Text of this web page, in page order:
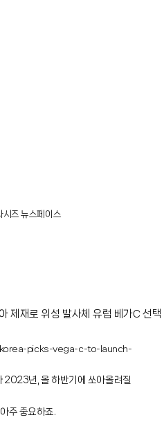
시즈 뉴스페이스
제재로 위성 발사체 유럽 베가C 선택
picks-vega-c-to-launch-
2023년, 올 하반기에 쏘아올려질
주 중요하죠.